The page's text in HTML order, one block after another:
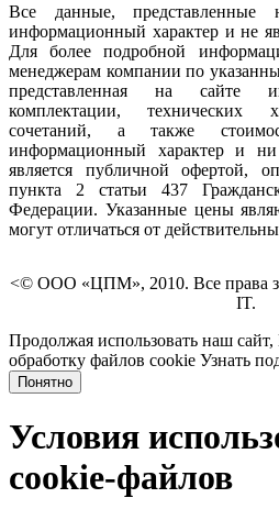
Все данные, представленные
информационный характер и не
Для более подробной
менеджерам компании по
представленная на сайте
комплектации, технических
сочетаний, а также
информационный характер и
является публичной офертой,
пункта 2 статьи 437
Федерации. Указанные цены
могут отличаться от
<© ООО «ЦПМ», 2010. Все права
IT.
Продолжая использовать наш сайт,
обработку файлов cookie Узнать
Понятно
Условия
cookie-файлов